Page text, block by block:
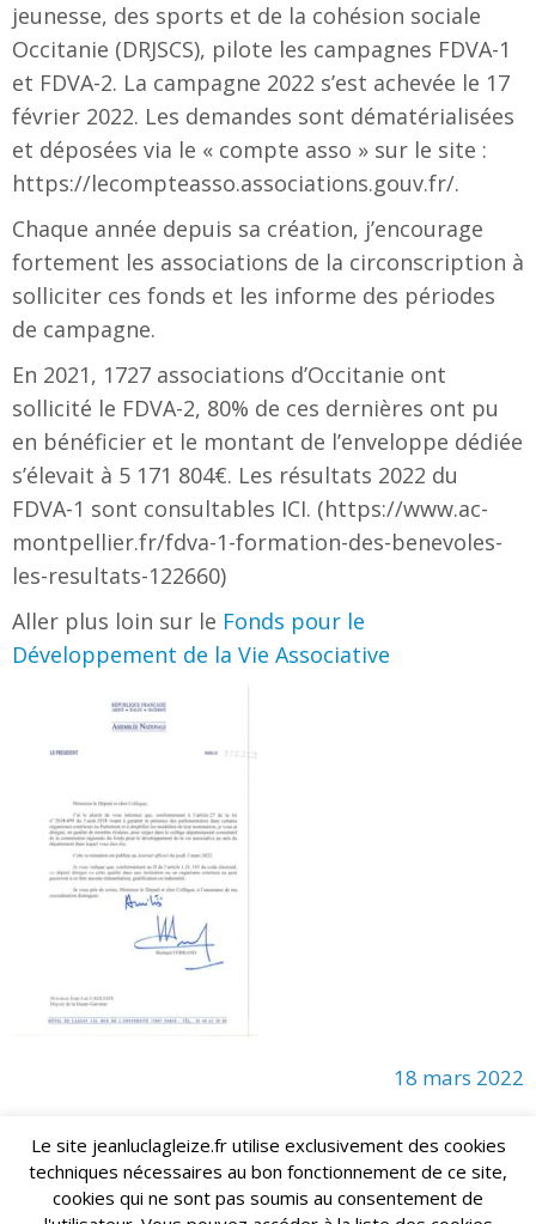
jeunesse, des sports et de la cohésion sociale
Occitanie (DRJSCS), pilote les campagnes FDVA-1
et FDVA-2. La campagne 2022 s’est achevée le 17
février 2022. Les demandes sont dématérialisées
et déposées via le « compte asso » sur le site :
https://lecompteasso.associations.gouv.fr/.
Chaque année depuis sa création, j’encourage
fortement les associations de la circonscription à
solliciter ces fonds et les informe des périodes
de campagne.
En 2021, 1727 associations d’Occitanie ont
sollicité le FDVA-2, 80% de ces dernières ont pu
en bénéficier et le montant de l’enveloppe dédiée
s’élevait à 5 171 804€. Les résultats 2022 du
FDVA-1 sont consultables ICI. (https://www.ac-
montpellier.fr/fdva-1-formation-des-benevoles-
les-resultats-122660)
Aller plus loin sur le Fonds pour le
Développement de la Vie Associative
18 mars 2022
Jean-Luc LAGLEIZE - e-mail : lagleize2024@gmail.com
Le site jeanluclagleize.fr utilise exclusivement des cookies
techniques nécessaires au bon fonctionnement de ce site,
cookies qui ne sont pas soumis au consentement de